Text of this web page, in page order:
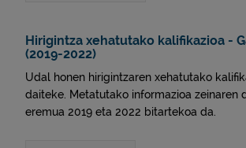
Hirigintza xehatutako kalifikazioa -
(2019-2022)
Udal honen hirigintzaren xehatutako
daiteke. Metatutako informazioa zeinaren
eremua 2019 eta 2022 bitartekoa da.